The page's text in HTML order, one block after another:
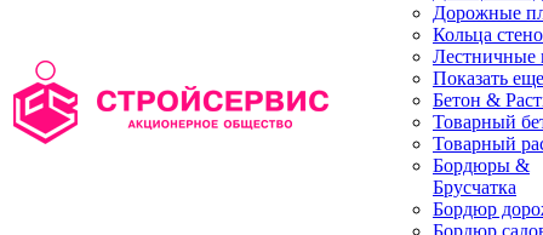
Дорожные
Кольца
Лестничные
Показать еще
Бетон &
Товарный
Товарный
Бордюры &
Брусчатка
Бордюр
Бордюр